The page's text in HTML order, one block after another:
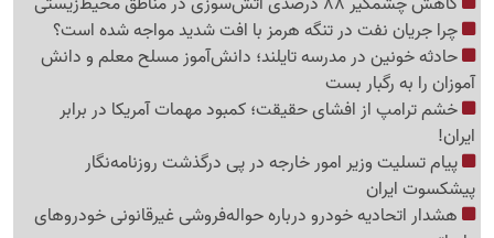
چرا جریان نفت در تنگه هرمز با افت شدید مواجه شده است؟
حادثه خونین در مدرسه تایلند؛ دانش‌آموز مسلح معلم و دانش
آموزان را به رگبار بست
خشم ترامپ از افشای حقیقت؛ کمبود مهمات آمریکا در برابر
ایران!
پیام تسلیت وزیر امور خارجه در پی درگذشت روزنامه‌نگار
پیشکسوت ایران
هشدار اتحادیه خودرو درباره حواله‌فروشی غیرقانونی خودروهای